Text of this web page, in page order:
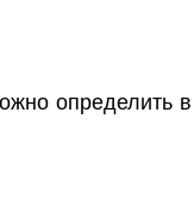
определить